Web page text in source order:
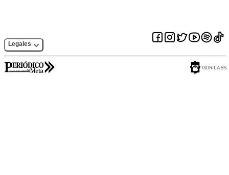
Legales
GORILABS